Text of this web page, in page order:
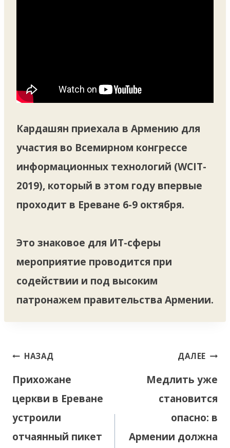
Кардашян приехала в Армению для
участия во Всемирном конгрессе
информационных технологий (WCIT-
2019), который в этом году впервые
проходит в Ереване 6-9 октября.
Это знаковое для ИТ-сферы
мероприятие проводится при
содействии и под высоким
патронажем правительства Армении.
Навигация
записям
НАЗАД
Прихожане
церкви в Ереване
устроили
отчаянный пикет
ДАЛЕЕ
Медлить уже
становится
опасно: в
Армении должна